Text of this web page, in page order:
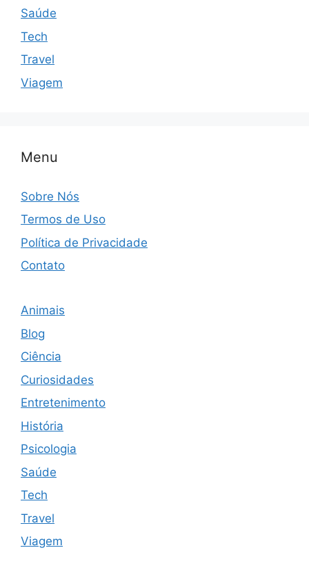
Saúde
Tech
Travel
Viagem
Menu
Sobre Nós
Termos de Uso
Política de Privacidade
Contato
Animais
Blog
Ciência
Curiosidades
Entretenimento
História
Psicologia
Saúde
Tech
Travel
Viagem